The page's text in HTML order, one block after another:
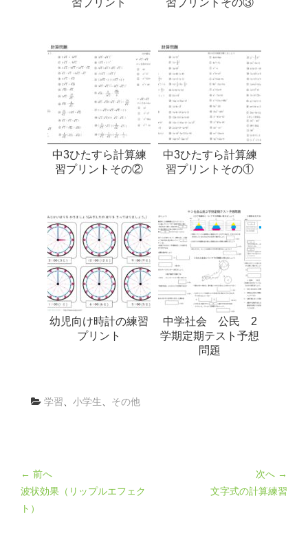
習プリント 習プリントその③
中3ひたすら計算練
習プリントその②
中3ひたすら計算練
習プリントその①
幼児向け時計の練習
プリント
中学社会 公民 2
学期定期テスト予想
問題
学習、 小学生、 その他
← 前へ
波状効果（リップルエフェク
ト）
次へ →
文字式の計算練習